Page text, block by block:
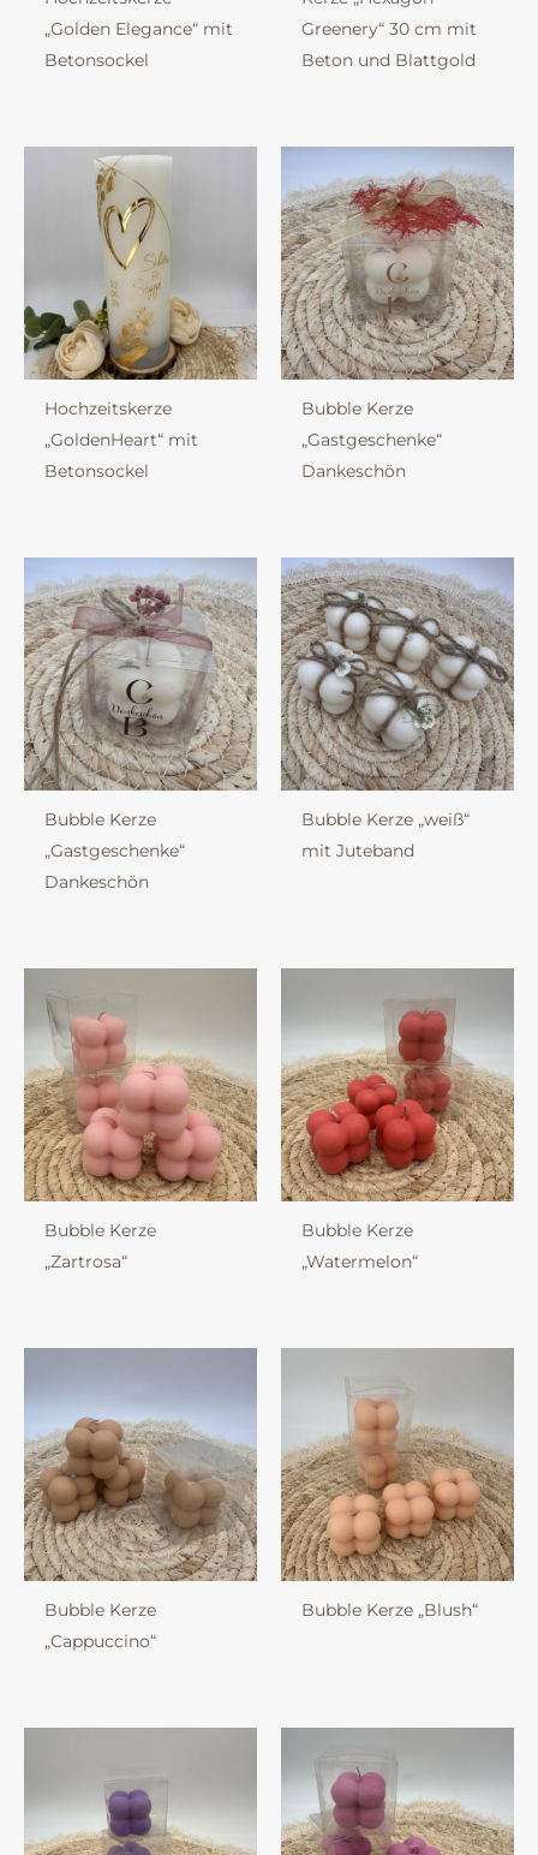
„Golden Elegance“ mit
Betonsockel
Greenery“ 30 cm mit
Beton und Blattgold
Hochzeitskerze
„GoldenHeart“ mit
Betonsockel
Bubble Kerze
„Gastgeschenke“
Dankeschön
Bubble Kerze
„Gastgeschenke“
Dankeschön
Bubble Kerze „weiß“
mit Juteband
Bubble Kerze
„Zartrosa“
Bubble Kerze
„Watermelon“
Bubble Kerze
„Cappuccino“
Bubble Kerze „Blush“